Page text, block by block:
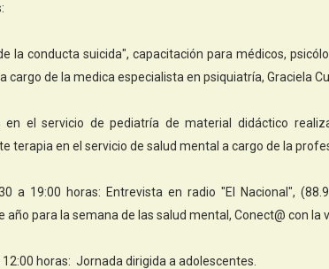
la conducta suicida", capacitación para médicos,
cargo de la medica especialista en psiquiatría, Graciela
en el servicio de pediatría de material didáctico
terapia en el servicio de salud mental a cargo de la
a 19:00 horas: Entrevista en radio "El Nacional",
para la semana de las salud mental, Conect@ con la
horas: Jornada dirigida a adolescentes.